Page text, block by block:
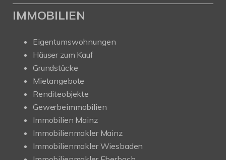
IMMOBILIEN
Eigentumswohnungen
Häuser zum Kauf
Grundstücke
Mietangebote
Renditeobjekte
Gewerbeimmobilien
Immobilien Mainz
Immobilienmakler Mainz
Immobilienmakler Wiesbaden